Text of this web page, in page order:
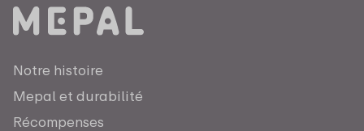
Notre histoire
Mepal et durabilité
Récompenses